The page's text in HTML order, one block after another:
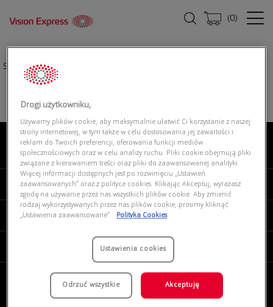
(0)
Strona główna|
O NAS
MOJE VISION EXPRESS
PRODUKTY I USŁUGI
Drogi użytkowniku,
Używamy plików cookie, aby maksymalnie ułatwić Ci korzystanie z naszej
strony internetowej, w tym także w celu dostosowania jej zawartości i
reklam do Twoich preferencji, oferowania funkcji mediów
społecznościowych oraz w celu analizy ruchu. Pliki cookie obejmują pliki
związane z kierowaniem treści oraz pliki do zaawansowanej analityki.
Więcej informacji dostępnych jest po rozwinięciu „Ustawień
zaawansowanych” oraz z polityce cookies. Klikając Akceptuj, wyrażasz
zgodę na używanie przez nas wszystkich plików cookie. Aby zmienić
rodzaj wykorzystywanych przez nas plików cookie, prosimy kliknąć
„Ustawienia zaawansowane”.
Polityka Cookies
Ustawienia cookies
Odrzuć wszystkie Akceptuję